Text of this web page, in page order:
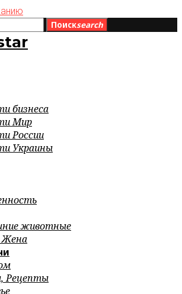
Поискsearch
бизнеса
Мир
России
Украины
животные
Рецепты